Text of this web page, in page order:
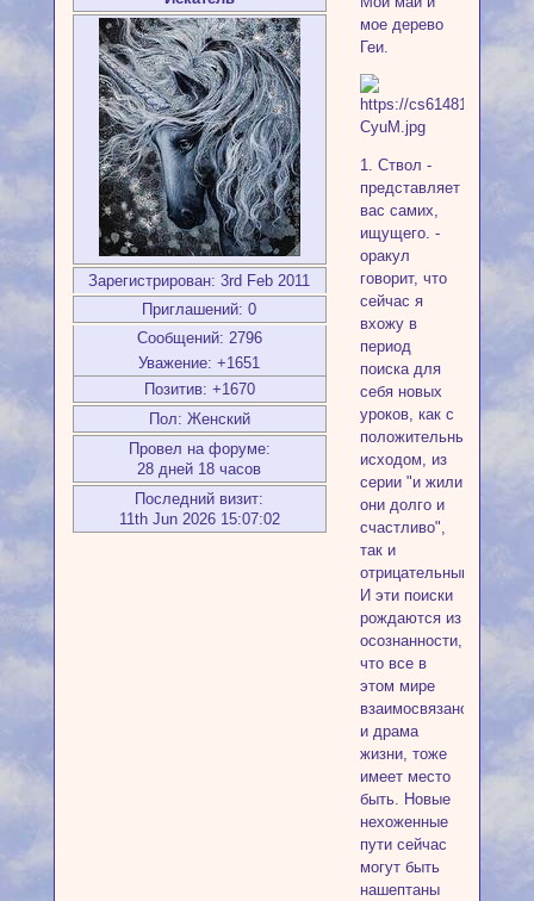
Зарегистрирован: 3rd Feb 2011
Приглашений: 0
Сообщений: 2796
Уважение: +1651
Позитив: +1670
Пол: Женский
Провел на форуме:
28 дней 18 часов
Последний визит:
11th Jun 2026 15:07:02
мое дерево
Геи.
1. Ствол -
представляет
вас самих,
ищущего. -
оракул
говорит, что
сейчас я
вхожу в
период
поиска для
себя новых
уроков, как с
положительным
исходом, из
серии "и жили
они долго и
счастливо",
так и
отрицательным.
И эти поиски
рождаются из
осознанности,
что все в
этом мире
взаимосвязано
и драма
жизни, тоже
имеет место
быть. Новые
нехоженные
пути сейчас
могут быть
нашептаны